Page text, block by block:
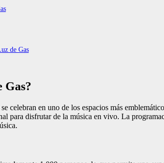
de Gas
Gas?
celebran en uno de los espacios más
para disfrutar de la música en vivo. La